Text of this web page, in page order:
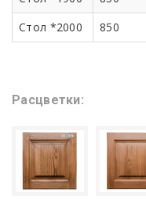
Стол *2000
850
Расцветки: